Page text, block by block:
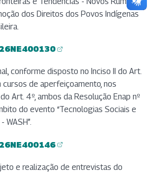
dos Direitos dos Povos Indígenas
conforme disposto no Inciso II do Art.
cursos de aperfeiçoamento, nos
Art. 4º, ambos da Resolução Enap nº
do evento “Tecnologias Sociais e
WASH”.
e realização de entrevistas do